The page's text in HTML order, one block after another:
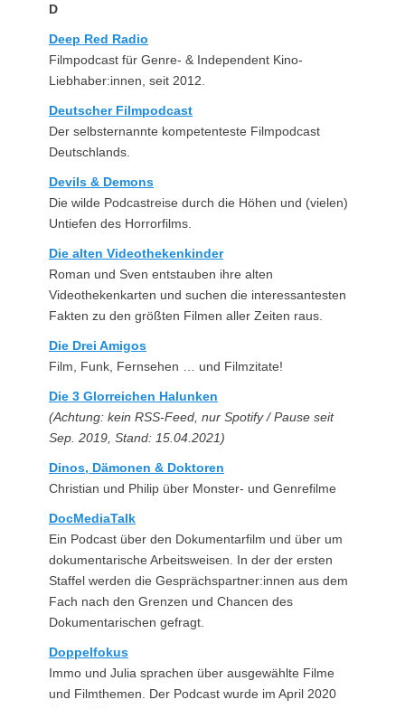
D
Deep Red Radio
Filmpodcast für Genre- & Independent Kino-
Liebhaber:innen, seit 2012.
Deutscher Filmpodcast
Der selbsternannte kompetenteste Filmpodcast
Deutschlands.
Devils & Demons
Die wilde Podcastreise durch die Höhen und (vielen)
Untiefen des Horrorfilms.
Die alten Videothekenkinder
Roman und Sven entstauben ihre alten
Videothekenkarten und suchen die interessantesten
Fakten zu den größten Filmen aller Zeiten raus.
Die Drei Amigos
Film, Funk, Fernsehen … und Filmzitate!
Die 3 Glorreichen Halunken
(Achtung: kein RSS-Feed, nur Spotify / Pause seit
Sep. 2019, Stand: 15.04.2021)
Dinos, Dämonen & Doktoren
Christian und Philip über Monster- und Genrefilme
DocMediaTalk
Ein Podcast über den Dokumentarfilm und über um
dokumentarische Arbeitsweisen. In der der ersten
Staffel werden die Gesprächspartner:innen aus dem
Fach nach den Grenzen und Chancen des
Dokumentarischen gefragt.
Doppelfokus
Immo und Julia sprachen über ausgewählte Filme
und Filmthemen. Der Podcast wurde im April 2020